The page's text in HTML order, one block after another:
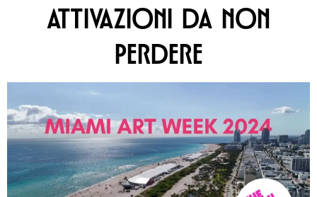
ATTIVAZIONI DA NON
PERDERE